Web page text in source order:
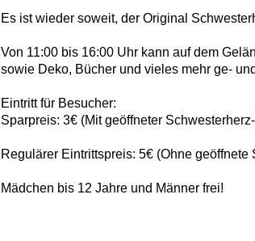
Es ist wieder soweit, der Original
Von 11:00 bis 16:00 Uhr kann auf dem
sowie Deko, Bücher und vieles mehr ge-
Eintritt für Besucher:
Sparpreis: 3€ (Mit geöffneter
Regulärer Eintrittspreis: 5€ (Ohne
Mädchen bis 12 Jahre und Männer frei!